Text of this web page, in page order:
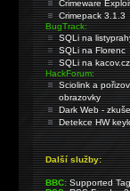
Crimeware
Crimepack 3.1.3
BugTrack:
SQLi na
SQLi na Florenc
SQLi na kacov.cz
HackForum:
Sciolink a
obrazovky
Dark Web -
Detekce HW
Další služby:
BBC: Supported